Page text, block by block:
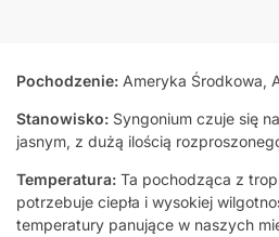
Pochodzenie: Ameryka Środkowa,
Stanowisko: Syngonium czuje się
jasnym, z dużą ilością
Temperatura: Ta pochodząca z
potrzebuje ciepła i wysokiej
temperatury panujące w naszych